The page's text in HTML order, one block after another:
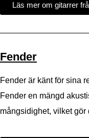
Läs mer om gitarrer
Fender
Fender är känt för sina
Fender en mängd
mångsidighet, vilket gör